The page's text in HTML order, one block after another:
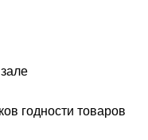
годности товаров